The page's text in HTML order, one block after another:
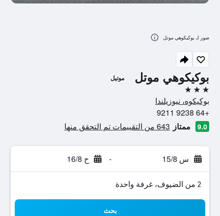
بوكيكوهي موتل موتيل
3 نجوم
بوكيكوه، نيوزيلندا
+64 9238 9211
9.0 ممتاز 643 من التقييمات تم التحقق منها
س 15/8 - ح 16/8
2 من الضيوف، غرفة واحدة
بحث
صور لـ بوكيكوهي موتل